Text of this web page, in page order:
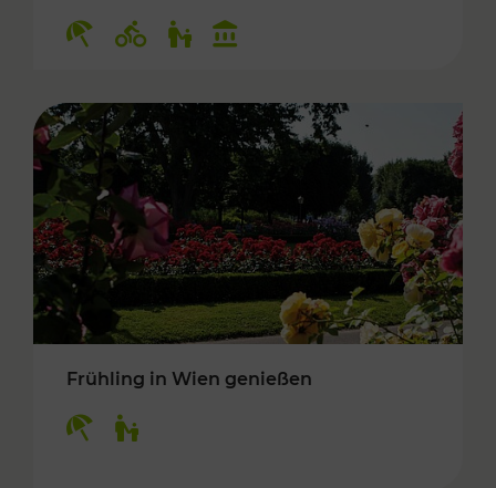
Frühling in Wien genießen